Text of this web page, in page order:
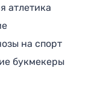
атлетика
на спорт
букмекеры